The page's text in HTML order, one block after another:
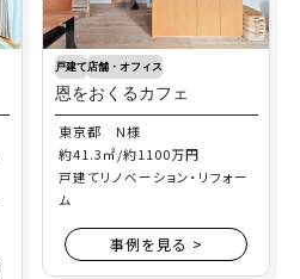
戸建て店舗・オフィス
恩をおくるカフェ
東京都 N様
約41.3㎡/約1100万円
戸建てリノベーション・リフォー
ム
事例を見る >